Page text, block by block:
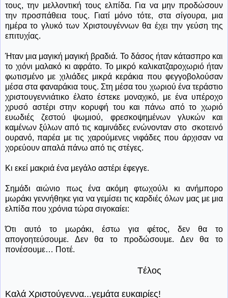
τους, την μελλοντική τους ελπίδα. Για να μην προδώσουν
την προσπάθεια τους. Γιατί μόνο τότε, στα σίγουρα, μια
ημέρα το γλυκό των Χριστουγέννων θα έχει την γεύση της
επιτυχίας.
Ήταν μια μαγική μαγική βραδιά. Το δάσος ήταν κάτασπρο και
το χιόνι μαλακό κι αφράτο. Το μικρό καλικατζαροχωριό ήταν
φωτισμένο με χιλιάδες μικρά κεράκια που φεγγοβολούσαν
μέσα στα φαναράκια τους. Στη μέσα του χωριού ένα τεράστιο
χριστουγεννιάτικο έλατο έστεκε μοναχικό, με ένα υπέροχο
χρυσό αστέρι στην κορυφή του και πάνω από το χωριό
ευωδιές ζεστού ψωμιού, φρεσκοψημένων γλυκών και
καμένων ξύλων από τις καμινάδες ενώνονταν στο
σκοτεινό
ουρανό, παρέα με τις χαρούμενες νιφάδες που άρχισαν να
χορεύουν απαλά πάνω από τις στέγες.
Κι εκεί μακριά ένα μεγάλο αστέρι έφεγγε.
Σημάδι αιώνιο πως ένα ακόμη φτωχούλι κι ανήμπορο
μωράκι γεννήθηκε για να γεμίσει τις καρδιές όλων μας με μια
ελπίδα που χρόνια τώρα σιγοκαίει:
Ότι αυτό το μωράκι, έστω για φέτος, δεν θα το
απογοητεύσουμε. Δεν θα το προδώσουμε. Δεν θα το
πονέσουμε… Ποτέ.
Tέλος
Καλά Χριστούγεννα...γεμάτα ευκαιρίες!